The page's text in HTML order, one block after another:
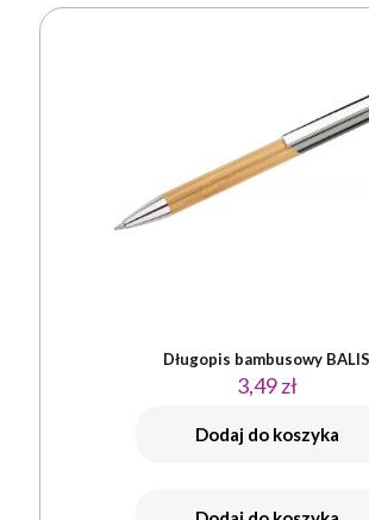
Długopis bambusowy BALIS
3,49zł
Dodaj do koszyka